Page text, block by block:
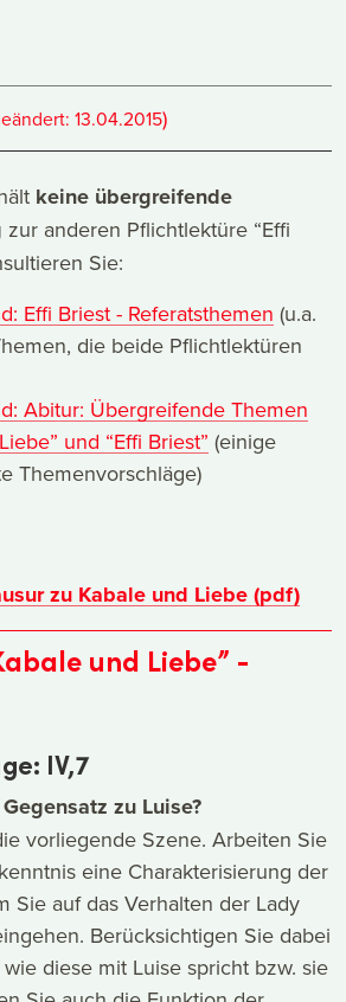
13.04.2015)
keine übergreifende
zur anderen Pflichtlektüre “Effi
Sie:
Effi Briest - Referatsthemen (u.a.
die beide Pflichtlektüren
Abitur: Übergreifende Themen
und “Effi Briest” (einige
Themenvorschläge)
zu Kabale und Liebe (pdf)
und Liebe” -
IV,7
zu Luise?
vorliegende Szene. Arbeiten Sie
eine Charakterisierung der
Sie auf das Verhalten der Lady
Berücksichtigen Sie dabei
diese mit Luise spricht bzw. sie